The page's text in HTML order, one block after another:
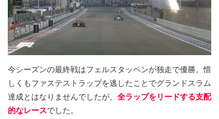
今シーズンの最終戦はフェルスタッペンが独走で優勝。惜
しくもファステストラップを逃したことでグランドスラム
達成とはなりませんでしたが、 全ラップをリードする支配
的なレースでした。